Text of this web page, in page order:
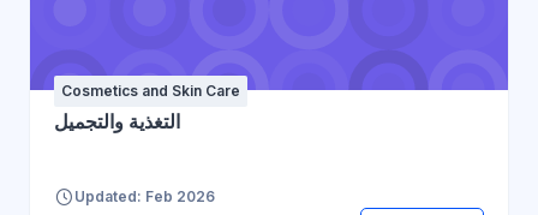
Cosmetics and Skin Care
التغذية والتجميل
Updated: Feb 2026